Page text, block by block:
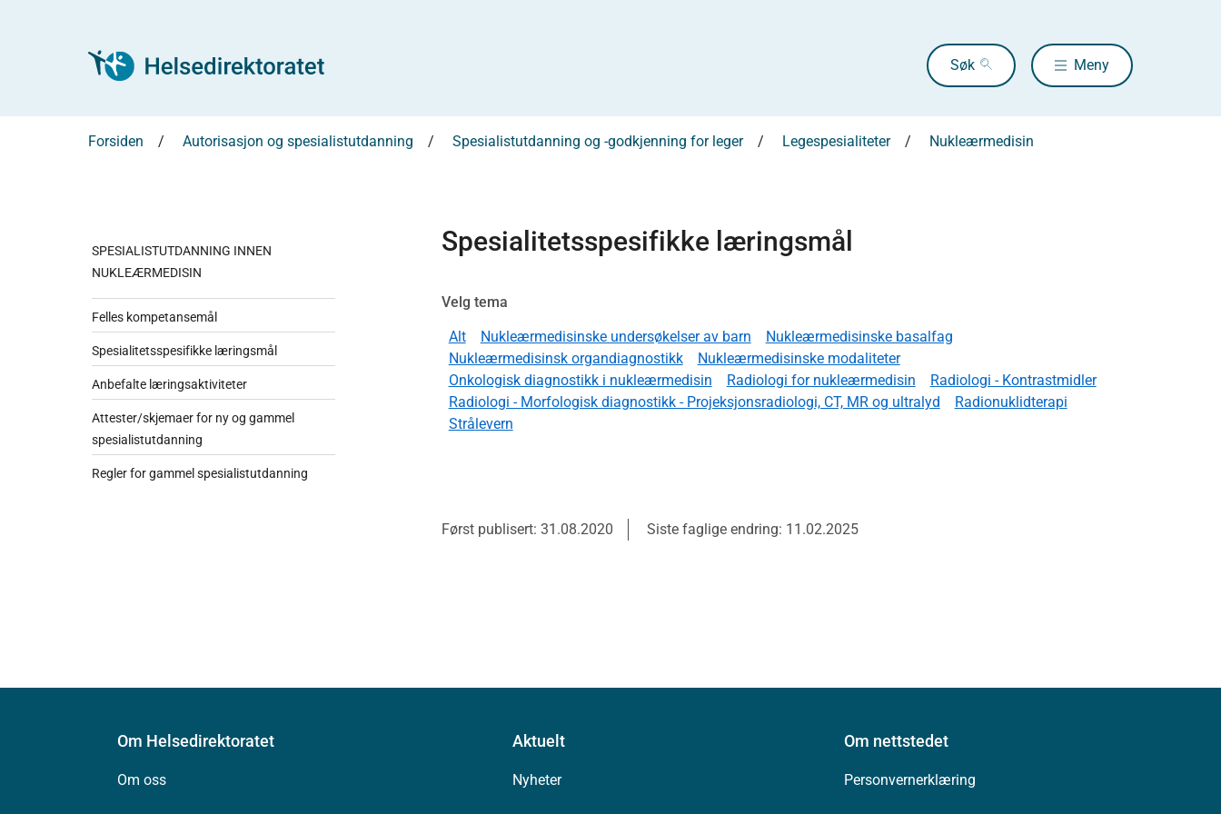
Søk Meny
Forsiden Autorisasjon og spesialistutdanning Spesialistutdanning og -godkjenning for leger Legespesialiteter Nukleærmedisin
SPESIALISTUTDANNING INNEN
NUKLEÆRMEDISIN
Felles kompetansemål
Spesialitetsspesifikke læringsmål
Anbefalte læringsaktiviteter
Attester/skjemaer for ny og gammel
spesialistutdanning
Regler for gammel spesialistutdanning
Spesialitetsspesifikke læringsmål
Velg tema
Alt Nukleærmedisinske undersøkelser av barn
Nukleærmedisinske basalfag
Nukleærmedisinsk organdiagnostikk
Nukleærmedisinske modaliteter
Onkologisk diagnostikk i nukleærmedisin
Radiologi for nukleærmedisin
Radiologi - Kontrastmidler
Radiologi - Morfologisk diagnostikk - Projeksjonsradiologi, CT, MR og ultralyd
Radionuklidterapi
Strålevern
Først publisert: 31.08.2020 Siste faglige endring: 11.02.2025
Om Helsedirektoratet
Om oss
Aktuelt
Nyheter
Om nettstedet
Personvernerklæring